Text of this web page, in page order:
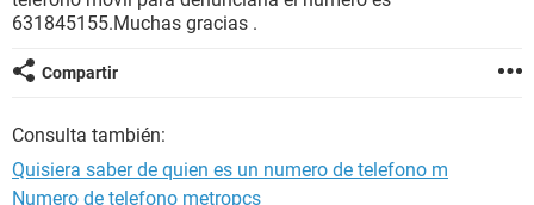
631845155.Muchas gracias .
Compartir
Consulta también:
Quisiera saber de quien es un numero de telefono m
Numero de telefono metropcs